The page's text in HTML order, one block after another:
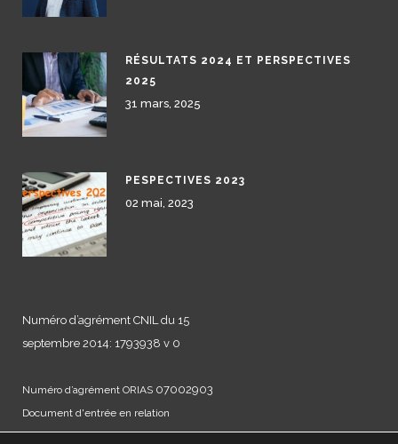
RÉSULTATS 2024 ET PERSPECTIVES
2025
31 mars, 2025
PESPECTIVES 2023
02 mai, 2023
Numéro d’agrément CNIL du 15
septembre 2014: 1793938 v 0
Numéro d’agrément ORIAS 07002903
Document d'entrée en relation
Mentions légales